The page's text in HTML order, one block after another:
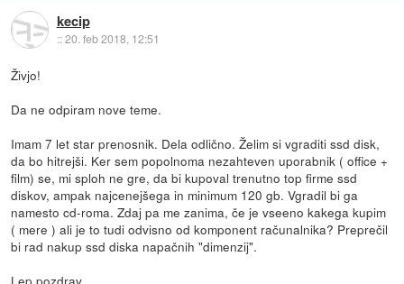
kecip
::20. feb 2018, 12:51
Živjo!
Da ne odpiram nove teme.
Imam 7 let star prenosnik. Dela odlično. Želim si vgraditi ssd disk,
da bo hitrejši. Ker sem popolnoma nezahteven uporabnik ( office +
film) se, mi sploh ne gre, da bi kupoval trenutno top firme ssd
diskov, ampak najcenejšega in minimum 120 gb. Vgradil bi ga
namesto cd-roma. Zdaj pa me zanima, če je vseeno kakega kupim
( mere ) ali je to tudi odvisno od komponent računalnika? Preprečil
bi rad nakup ssd diska napačnih "dimenzij".
Lep pozdrav